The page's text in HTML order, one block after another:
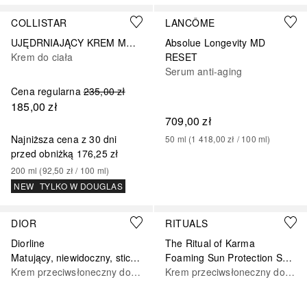
COLLISTAR
UJĘDRNIAJĄCY KREM MODELUJĄCY BRZUCH I BIODRA
Krem do ciała
Cena regularna 235,00 zł
185,00 zł
Najniższa cena z 30 dni
przed obniżką 176,25 zł
200 ml (92,50 zł / 100 ml)
NEW TYLKO W DOUGLAS
LANCÔME
Absolue Longevity MD
RESET
Serum anti-aging
709,00 zł
50 ml (1 418,00 zł / 100 ml)
DIOR
Diorline
Matujący, niewidoczny, stick z ochroną UV, SPF 50 PA++++
Krem przeciwsłoneczny do ciała
RITUALS
The Ritual of Karma
Foaming Sun Protection SPF 50
Krem przeciwsłoneczny do ciała